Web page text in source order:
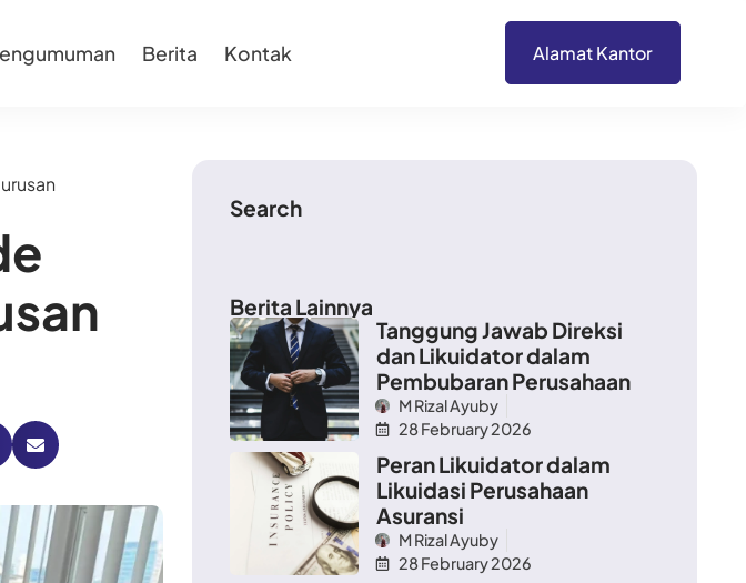
Berita Kontak Alamat Kantor
Search
Berita Lainnya
Tanggung Jawab Direksi
dan Likuidator dalam
Pembubaran Perusahaan
M Rizal Ayuby
28 February 2026
Peran Likuidator dalam
Likuidasi Perusahaan
Asuransi
M Rizal Ayuby
28 February 2026